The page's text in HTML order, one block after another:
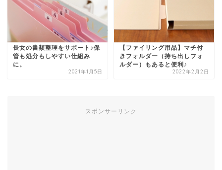
長女の書類整理をサポート♪保
管も処分もしやすい仕組み
に。
2021年1月5日
【ファイリング用品】マチ付
きフォルダー（持ち出しフォ
ルダー）もあると便利♪
2022年2月2日
スポンサーリンク